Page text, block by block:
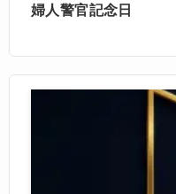
婦人警官記念日